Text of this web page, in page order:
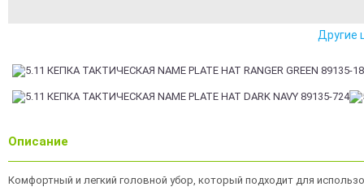
Другие
Описание
Комфортный и легкий головной убор, который подходит для